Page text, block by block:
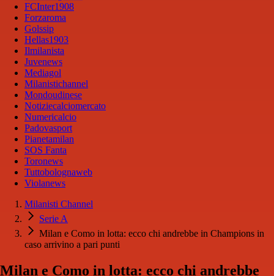
FCInter1908
Forzaroma
Golssip
Hellas1903
Ilmilanista
Juvenews
Mediagol
Milanistichannel
Mondoudinese
Notiziecalciomercato
Numericalcio
Padovasport
Pianetamilan
SOS Fanta
Toronews
Tuttobolognaweb
Violanews
Milanisti Channel
Serie A
Milan e Como in lotta: ecco chi andrebbe in Champions in
caso arrivino a pari punti
Milan e Como in lotta: ecco chi andrebbe